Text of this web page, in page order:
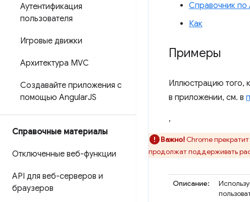
Аутентификация
пользователя
Игровые движки
Архитектура MVC
Создавайте приложения с
помощью AngularJS
Справочные материалы
Отключенные веб-функции
API для веб-серверов и
браузеров
Справочник по
Как
Примеры
Иллюстрацию того,
в приложении, см. в
,
Важно!Chrome
продолжат поддерживать
Описание: